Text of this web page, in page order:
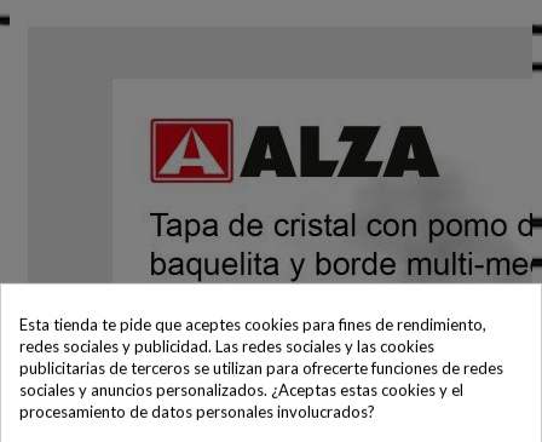
Esta tienda te pide que aceptes cookies para fines de rendimiento,
redes sociales y publicidad. Las redes sociales y las cookies
publicitarias de terceros se utilizan para ofrecerte funciones de redes
sociales y anuncios personalizados. ¿Aceptas estas cookies y el
procesamiento de datos personales involucrados?